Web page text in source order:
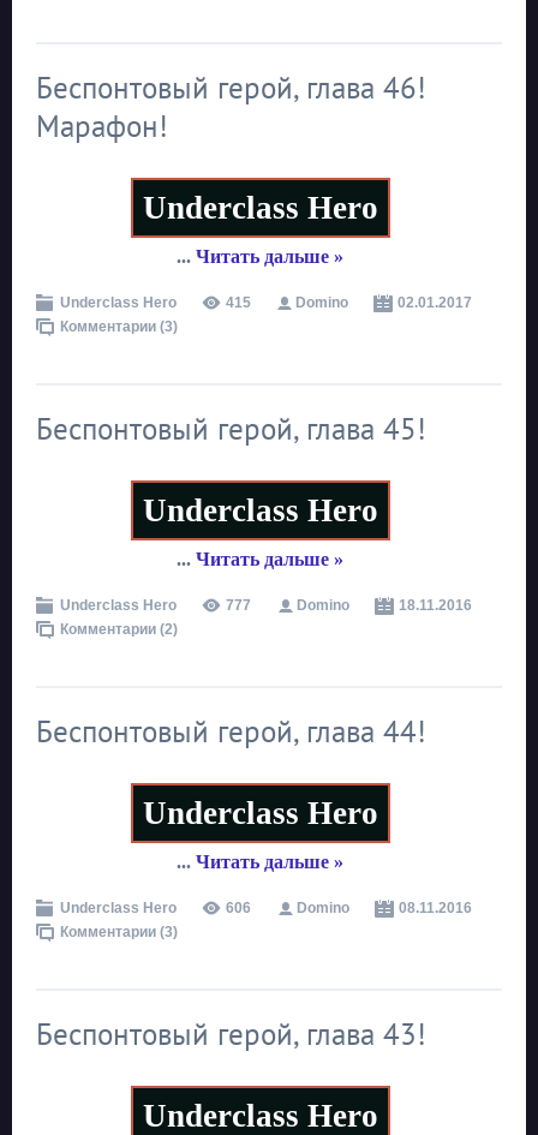
Беспонтовый герой, глава 46!
Марафон!
Underclass Hero
... Читать дальше »
Underclass Hero 415 Domino
02.01.2017
Комментарии (3)
Беспонтовый герой, глава 45!
Underclass Hero
... Читать дальше »
Underclass Hero 777 Domino
18.11.2016
Комментарии (2)
Беспонтовый герой, глава 44!
Underclass Hero
... Читать дальше »
Underclass Hero 606 Domino
08.11.2016
Комментарии (3)
Беспонтовый герой, глава 43!
Underclass Hero